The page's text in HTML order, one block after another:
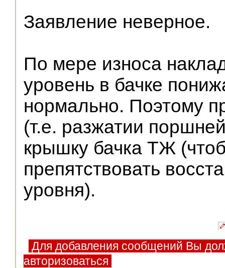
Заявление неверное.
По мере износа
уровень в бачке
нормально. Поэтому
(т.е. разжатии
крышку бачка ТЖ
препятствовать
уровня).
Для добавления сообщений Вы
авторизоваться